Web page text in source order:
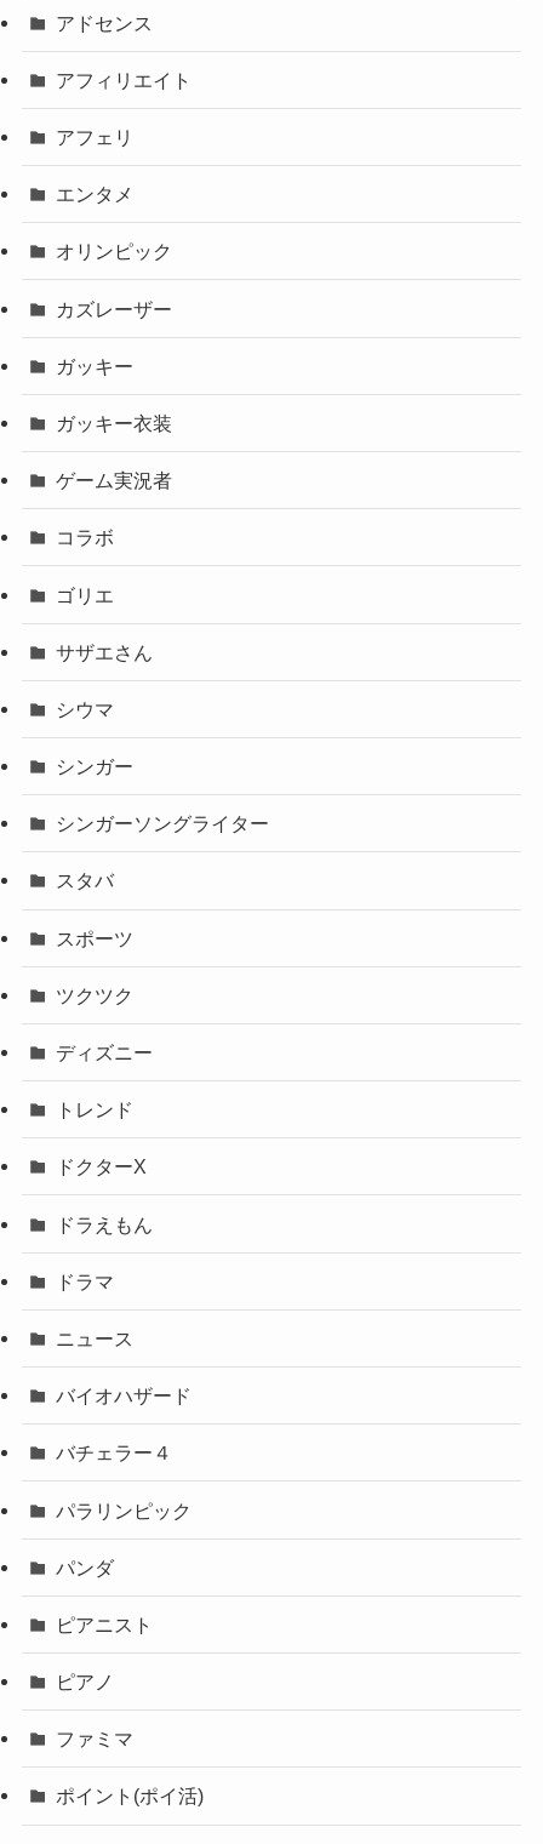
アドセンス
アフィリエイト
アフェリ
エンタメ
オリンピック
カズレーザー
ガッキー
ガッキー衣装
ゲーム実況者
コラボ
ゴリエ
サザエさん
シウマ
シンガー
シンガーソングライター
スタバ
スポーツ
ツクツク
ディズニー
トレンド
ドクターX
ドラえもん
ドラマ
ニュース
バイオハザード
バチェラー４
パラリンピック
パンダ
ピアニスト
ピアノ
ファミマ
ポイント(ポイ活)